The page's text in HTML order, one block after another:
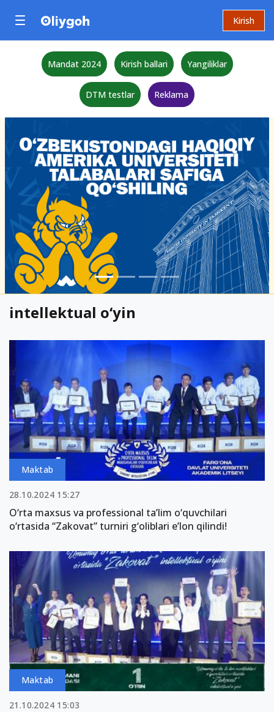
Kirish
Mandat 2024 Kirish ballari Yangiliklar
DTM testlar Reklama
intellektual o‘yin
Maktab
28.10.2024 15:27
O‘rta maxsus va professional ta’lim o‘quvchilari
o‘rtasida “Zakovat” turniri g‘oliblari e’lon qilindi!
Maktab
21.10.2024 15:03